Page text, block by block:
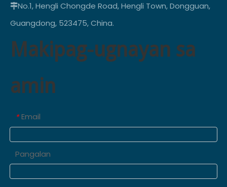
No.1, Hengli Chongde Road, Hengli Town, Dongguan,
Guangdong, 523475, China.
Makipag-ugnayan sa
amin
* Email
Pangalan